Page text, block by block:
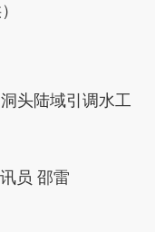
头陆域引调水工
员 邵雷